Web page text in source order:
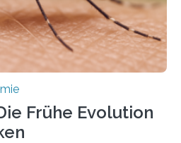
Frühe Evolution